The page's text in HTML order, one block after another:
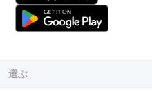
選ぶ